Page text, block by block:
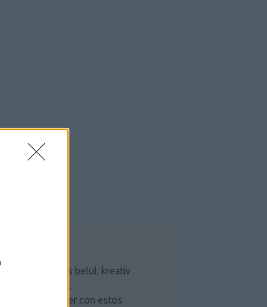
saját garázs belül: kreatív
hasznos tippek.
que puede hacer con estos